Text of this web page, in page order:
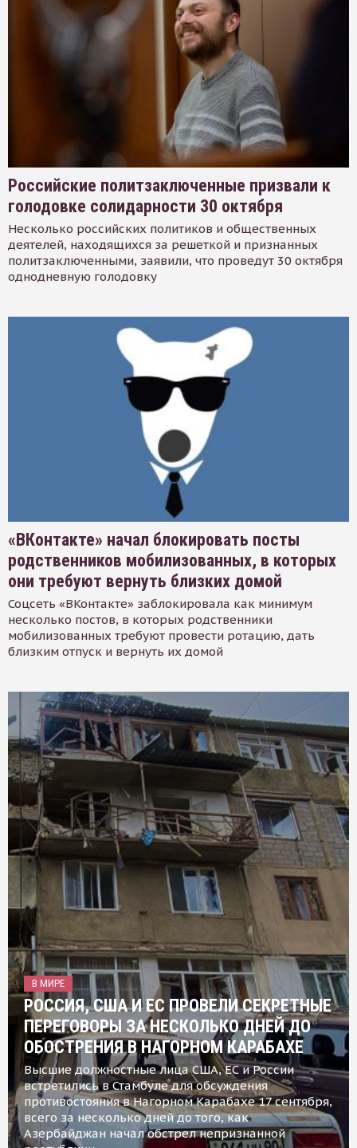
Российские политзаключенные призвали к
голодовке солидарности 30 октября
Несколько российских политиков и общественных
деятелей, находящихся за решеткой и признанных
политзаключенными, заявили, что проведут 30 октября
однодневную голодовку
«ВКонтакте» начал блокировать посты
родственников мобилизованных, в которых
они требуют вернуть близких домой
Соцсеть «ВКонтакте» заблокировала как минимум
несколько постов, в которых родственники
мобилизованных требуют провести ротацию, дать
близким отпуск и вернуть их домой
В МИРЕ
РОССИЯ, США И ЕС ПРОВЕЛИ СЕКРЕТНЫЕ
ПЕРЕГОВОРЫ ЗА НЕСКОЛЬКО ДНЕЙ ДО
ОБОСТРЕНИЯ В НАГОРНОМ КАРАБАХЕ
Высшие должностные лица США, ЕС и России
встретились в Стамбуле для обсуждения
противостояния в Нагорном Карабахе 17 сентября,
всего за несколько дней до того, как
Азербайджан начал обстрел непризнанной